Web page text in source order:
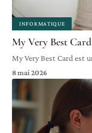
INFORMATIQUE
My Very Best
My Very Best Card est
8 mai 2026